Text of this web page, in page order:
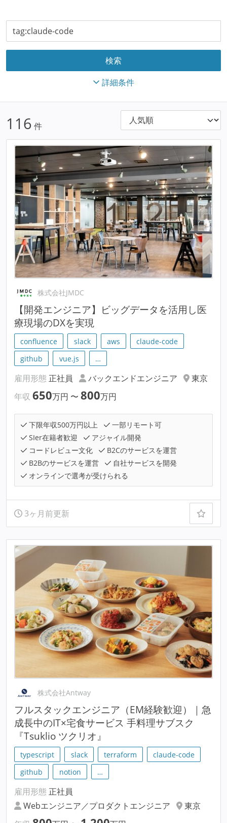
詳細条件
116 件
株式会社JMDC
【開発エンジニア】ビッグデータを活用し医
療現場のDXを実現
confluence slack aws
claude-code
github
vue.js …
雇用形態 正社員 バックエンドエンジニア
東京
年収 650万円 〜 800万円
下限年収500万円以上
一部リモート可
SIer在籍者歓迎
アジャイル開発
コードレビュー文化
B2Cのサービスを運営
B2Bのサービスを運営
自社サービスを開発
オンラインで選考が受けられる
3ヶ月前更新
株式会社Antway
フルスタックエンジニア（EM経験歓迎）｜急
成長中のIT×宅食サービス 手料理サブスク
『Tsuklio ツクリオ』
typescript slack terraform
claude-code
github
notion …
雇用形態 正社員
Webエンジニア／プロダクトエンジニア
東京